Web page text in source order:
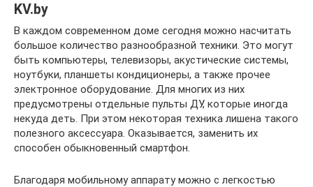
KV.by
В каждом современном доме сегодня можно насчитать
большое количество разнообразной техники. Это могут
быть компьютеры, телевизоры, акустические системы,
ноутбуки, планшеты кондиционеры, а также прочее
электронное оборудование. Для многих из них
предусмотрены отдельные пульты ДУ, которые иногда
некуда деть. При этом некоторая техника лишена такого
полезного аксессуара. Оказывается, заменить их
способен обыкновенный смартфон.
Благодаря мобильному аппарату можно с легкостью